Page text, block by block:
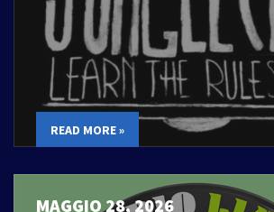
READ MORE »
MAGGIO 28, 2026